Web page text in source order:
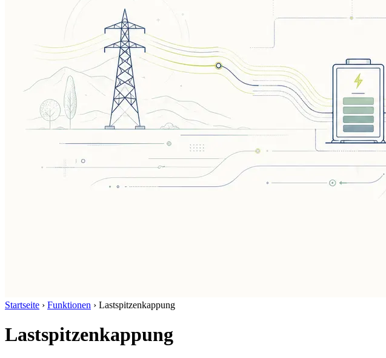
Startseite › Funktionen › Lastspitzenkappung
Lastspitzenkappung